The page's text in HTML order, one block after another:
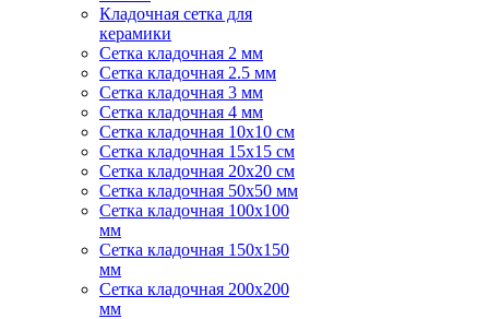
Кладочная сетка для
керамики
Сетка кладочная 2 мм
Сетка кладочная 2.5 мм
Сетка кладочная 3 мм
Сетка кладочная 4 мм
Сетка кладочная 10x10 см
Сетка кладочная 15x15 см
Сетка кладочная 20x20 см
Сетка кладочная 50x50 мм
Сетка кладочная 100x100
мм
Сетка кладочная 150x150
мм
Сетка кладочная 200x200
мм